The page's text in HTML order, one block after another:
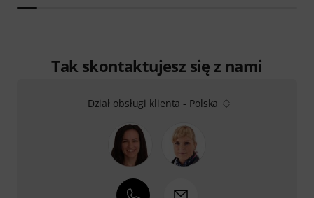
Tak skontaktujesz się z nami
Dział obsługi klienta - Polska